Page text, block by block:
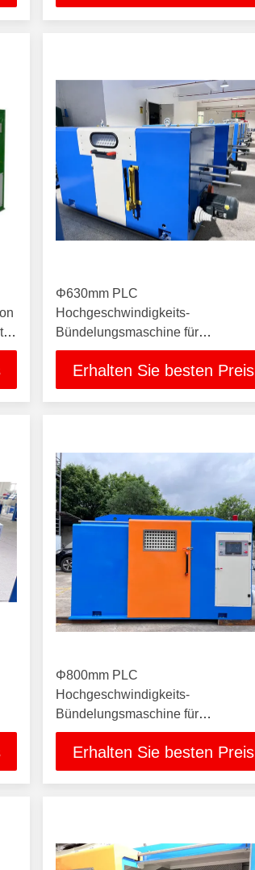
Φ630mm PLC
Hochgeschwindigkeits-
Bündelungsmaschine für
Kupferdraht-Kerndraht gebündelte
Kabelherstellungsmaschine
Erhalten Sie besten Preis
Φ800mm PLC
Hochgeschwindigkeits-
Bündelungsmaschine für
Kupferdraht-Kerndraht gebündelte
Kabelherstellungsmaschine
Erhalten Sie besten Preis